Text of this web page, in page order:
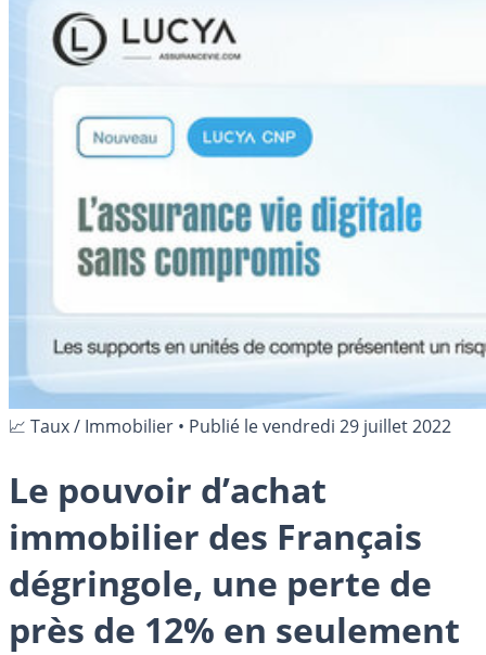
📈 Taux / Immobilier • Publié levendredi 29 juillet 2022
Le pouvoir d’achat
immobilier des Français
dégringole, une perte de
près de 12% en seulement